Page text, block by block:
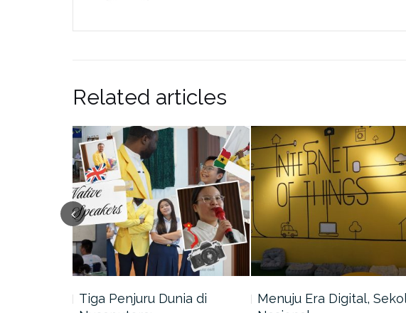
Related articles
Tiga Penjuru Dunia di
Menuju Era Digital,